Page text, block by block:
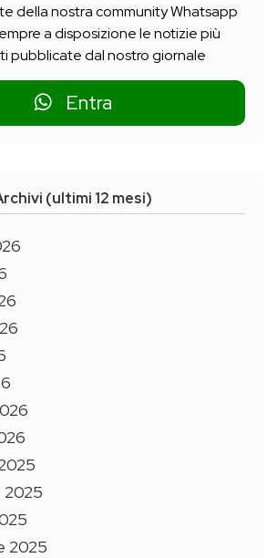
della nostra community Whatsapp
a disposizione le notizie più
pubblicate dal nostro giornale
Entra
(ultimi 12 mesi)
2025
2025